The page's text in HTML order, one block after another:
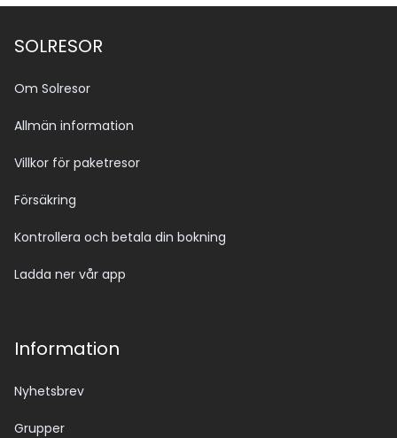
SOLRESOR
Om Solresor
Allmän information
Villkor för paketresor
Försäkring
Kontrollera och betala din bokning
Ladda ner vår app
Information
Nyhetsbrev
Grupper